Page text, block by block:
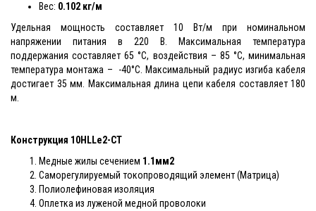
Вес: 0.102 кг/м
Удельная мощность составляет 10 Вт/м при номинальном
напряжении питания в 220 В. Максимальная температура
поддержания составляет 65 °С, воздействия – 85 °С, минимальная
температура монтажа – -40°С. Максимальный радиус изгиба кабеля
достигает 35 мм. Максимальная длина цепи кабеля составляет 180
м.
Конструкция 10HLLe2-CT
Медные жилы сечением 1.1мм2
Саморегулируемый токопроводящий элемент (Матрица)
Полиолефиновая изоляция
Оплетка из луженой медной проволоки